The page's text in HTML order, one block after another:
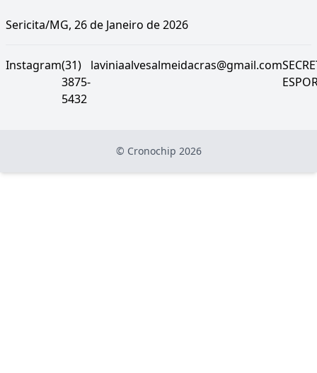
Sericita/MG, 26 de Janeiro de 2026
Instagram(31)
3875-
5432
laviniaalvesalmeidacras@gmail.com
© Cronochip 2026